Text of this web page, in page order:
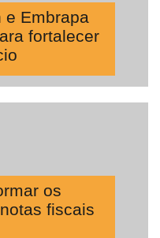
e Embrapa
fortalecer
os
fiscais